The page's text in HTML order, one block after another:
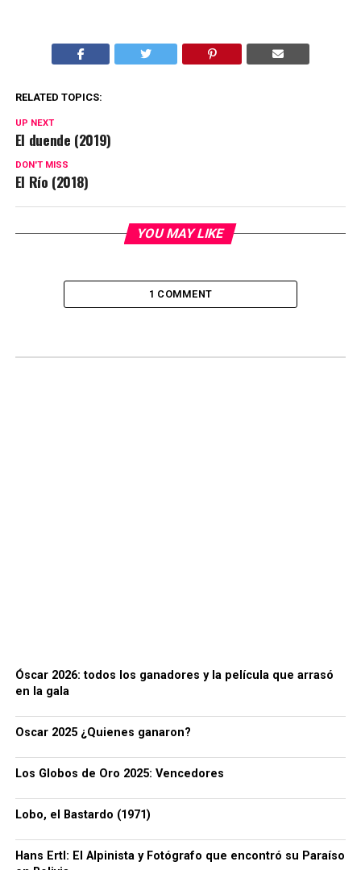
RELATED TOPICS:
UP NEXT
El duende (2019)
DON'T MISS
El Río (2018)
YOU MAY LIKE
1 COMMENT
Óscar 2026: todos los ganadores y la película que arrasó
en la gala
Oscar 2025 ¿Quienes ganaron?
Los Globos de Oro 2025: Vencedores
Lobo, el Bastardo (1971)
Hans Ertl: El Alpinista y Fotógrafo que encontró su Paraíso